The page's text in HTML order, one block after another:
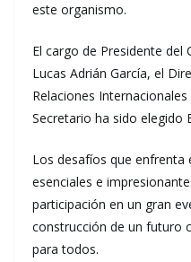
este organismo.
El cargo de Presidente
Lucas Adrián García, el
Relaciones
Secretario ha sido elegido
Los desafíos que enfrenta
esenciales e
participación en un gran
construcción de un futuro
para todos.